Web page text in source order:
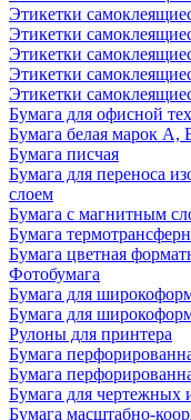
Этикетки
Этикетки
Этикетки
Этикетки
Этикетки
Бумага для офисной
Бумага белая марок А,
Бумага писчая
Бумага для переноса
слоем
Бумага с магнитным
Бумага
Бумага цветная
Фотобумага
Бумага для
Бумага для
Рулоны для принтера
Бумага
Бумага
Бумага для чертежных
Бумага масштабно-